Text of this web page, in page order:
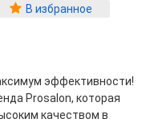
В избранное
эффективности!
Prosalon, которая
качеством в